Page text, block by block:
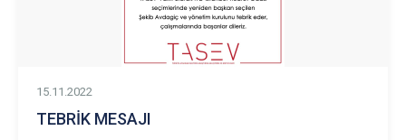
15.11.2022
TEBRİK MESAJI